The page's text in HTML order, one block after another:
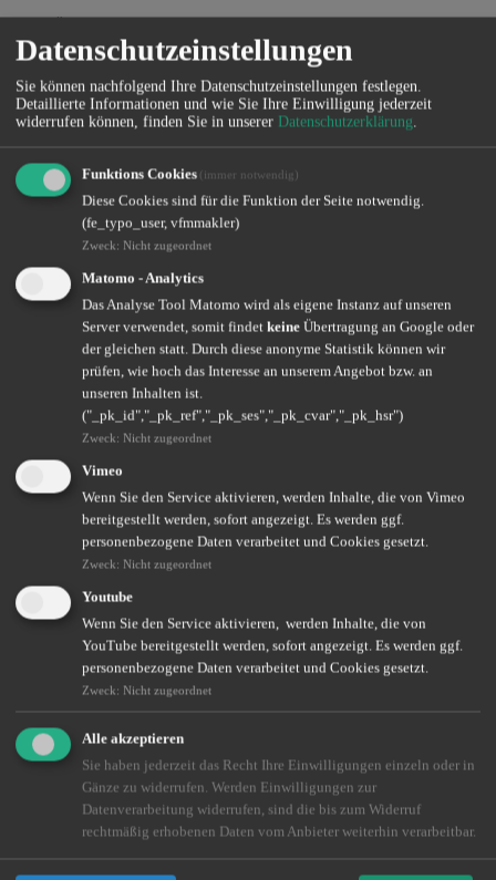
Geben Sie keine sensiblen Daten unüberlegt weiter.
Verwenden Sie sichere Zahlungsmethoden und halten Sie Ihre
Software aktuell.
Tipp: Lassen Sie IhreHausratversicherungprüfen! Moderne
Home-Deckungen oder spezielle Zusatzbausteine. Sprechen Sie uns
gerne an!
Altersvorsorge – Zukunft sorgenfrei gestalten
Wir helfen Ihnen dabei, Ihre Versorgungslücke zu erkennen und zu
Weiterlesen
Krankenzusatzversicherung – das GesundheitsPlus
Gesundheitsvorsorge auf Privatpatienten-Niveau? Das geht auch als
gesetzlich Versicherter!
Weiterlesen
Attraktiv bleiben als Arbeitgeber: So gewinnen und
halten Sie Talente
Nutzen Sie moderne Benefit-Systeme, um Ihr Unternehmen
zukunftssicher zu gestalten!
Datenschutzeinstellungen
Sie können nachfolgend Ihre Datenschutzeinstellungen festlegen.
Detaillierte Informationen und wie Sie Ihre Einwilligung jederzeit
widerrufen können, finden Sie in unserer Datenschutzerklärung.
Funktions Cookies (immer notwendig)
Diese Cookies sind für die Funktion der Seite notwendig.
(fe_typo_user, vfmmakler)
Zweck: Nicht zugeordnet
Matomo - Analytics
Das Analyse Tool Matomo wird als eigene Instanz auf unseren
Server verwendet, somit findet keine Übertragung an Google oder
der gleichen statt. Durch diese anonyme Statistik können wir
prüfen, wie hoch das Interesse an unserem Angebot bzw. an
unseren Inhalten ist.
("_pk_id","_pk_ref","_pk_ses","_pk_cvar","_pk_hsr")
Zweck: Nicht zugeordnet
Vimeo
Wenn Sie den Service aktivieren, werden Inhalte, die von Vimeo
bereitgestellt werden, sofort angezeigt. Es werden ggf.
personenbezogene Daten verarbeitet und Cookies gesetzt.
Zweck: Nicht zugeordnet
Youtube
Wenn Sie den Service aktivieren, werden Inhalte, die von
YouTube bereitgestellt werden, sofort angezeigt. Es werden ggf.
personenbezogene Daten verarbeitet und Cookies gesetzt.
Zweck: Nicht zugeordnet
Alle akzeptieren
Sie haben jederzeit das Recht Ihre Einwilligungen einzeln oder in
Gänze zu widerrufen. Werden Einwilligungen zur
Datenverarbeitung widerrufen, sind die bis zum Widerruf
rechtmäßig erhobenen Daten vom Anbieter weiterhin verarbeitbar.